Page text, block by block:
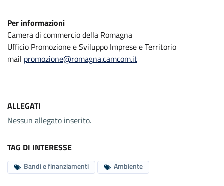
Per informazioni
Camera di commercio della Romagna
Ufficio Promozione e Sviluppo Imprese e Territorio
mail promozione@romagna.camcom.it
ALLEGATI
Nessun allegato inserito.
TAG DI INTERESSE
Bandi e finanziamenti Ambiente